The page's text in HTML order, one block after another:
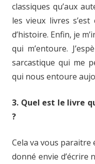
classiques qu’aux
les vieux livres
d’histoire. Enfin, je
qui m’entoure.
sarcastique qui me
qui nous entoure
3. Quel est le livre
?
Cela va vous paraitre
donné envie d’écrire